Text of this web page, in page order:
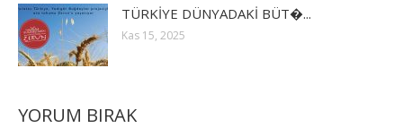
TÜRKİYE DÜNYADAKİ BÜT�...
Kas 15, 2025
YORUM BIRAK